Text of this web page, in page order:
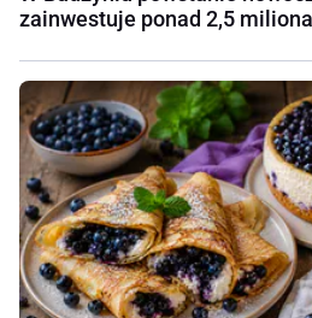
zainwestuje ponad 2,5